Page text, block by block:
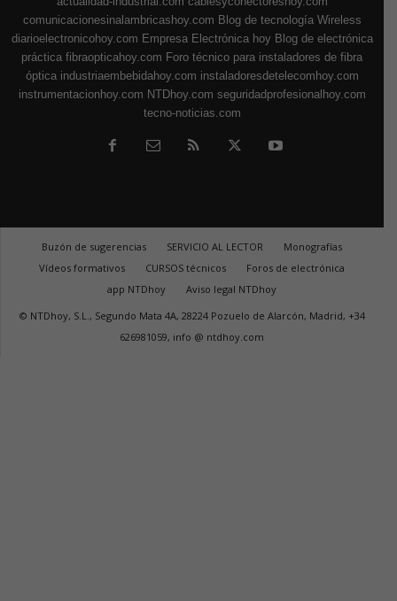
comunicacionesinalambricashoy.com Blog de tecnología Wireless
diarioelectronicohoy.com Empresa Electrónica hoy Blog de electrónica
práctica fibraopticahoy.com Foro técnico para instaladores de fibra
óptica industriaembebidahoy.com instaladoresdetelecomhoy.com
instrumentacionhoy.com NTDhoy.com seguridadprofesionalhoy.com
tecno-noticias.com
Buzón de sugerencias SERVICIO AL LECTOR
Monografías
Vídeos formativos
CURSOS técnicos
Foros de electrónica
app NTDhoy
Aviso legal NTDhoy
© NTDhoy, S.L., Segundo Mata 4A, 28224 Pozuelo de Alarcón, Madrid, +34
626981059, info @ ntdhoy.com